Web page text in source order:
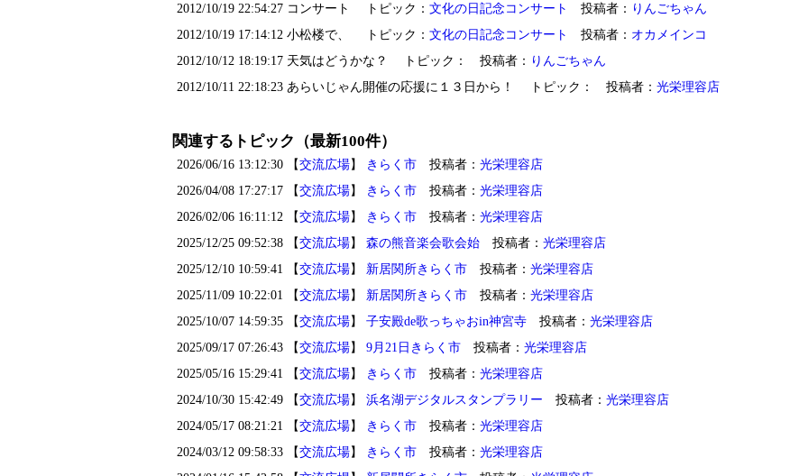
2012/10/19 22:54:27 コンサート トピック： 文化の日記念コンサート 投稿者： りんごちゃん
2012/10/19 17:14:12 小松楼で、 トピック： 文化の日記念コンサート 投稿者： オカメインコ
2012/10/12 18:19:17 天気はどうかな？ トピック：
投稿者： りんごちゃん
2012/10/11 22:18:23 あらいじゃん開催の応援に１３日から！ トピック：
投稿者： 光栄理容店
関連するトピック（最新100件）
2026/06/16 13:12:30 【交流広場】 きらく市 投稿者： 光栄理容店
2026/04/08 17:27:17 【交流広場】 きらく市 投稿者： 光栄理容店
2026/02/06 16:11:12 【交流広場】 きらく市 投稿者： 光栄理容店
2025/12/25 09:52:38 【交流広場】 森の熊音楽会歌会始 投稿者： 光栄理容店
2025/12/10 10:59:41 【交流広場】 新居関所きらく市 投稿者： 光栄理容店
2025/11/09 10:22:01 【交流広場】 新居関所きらく市 投稿者： 光栄理容店
2025/10/07 14:59:35 【交流広場】 子安殿de歌っちゃおin神宮寺 投稿者： 光栄理容店
2025/09/17 07:26:43 【交流広場】 9月21日きらく市 投稿者： 光栄理容店
2025/05/16 15:29:41 【交流広場】 きらく市 投稿者： 光栄理容店
2024/10/30 15:42:49 【交流広場】 浜名湖デジタルスタンプラリー 投稿者： 光栄理容店
2024/05/17 08:21:21 【交流広場】 きらく市 投稿者： 光栄理容店
2024/03/12 09:58:33 【交流広場】 きらく市 投稿者： 光栄理容店